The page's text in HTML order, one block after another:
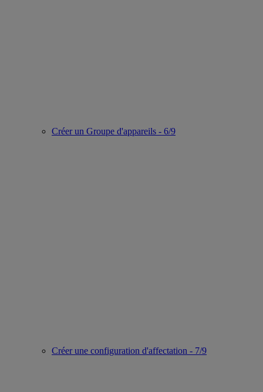
Créer un Groupe d'appareils - 6/9
Créer une configuration d'affectation - 7/9